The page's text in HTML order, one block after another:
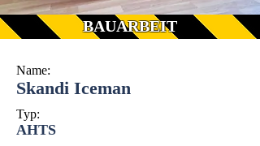
BAUARBEIT
Name:
Skandi Iceman
Typ:
AHTS